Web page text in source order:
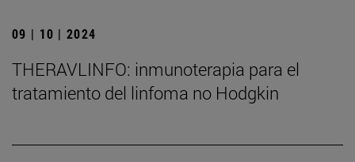
09 | 10 | 2024
THERAVLINFO: inmunoterapia para el
tratamiento del linfoma no Hodgkin